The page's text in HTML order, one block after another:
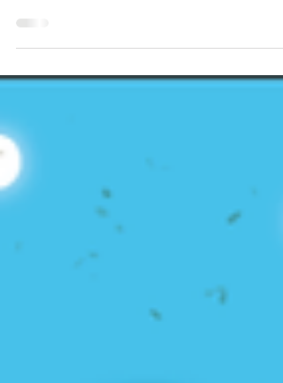
disparaître. L'ancien publicitaire, Claude
nous raconte quelques anecdotes sur